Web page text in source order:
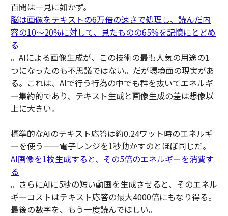
百聞は一見に如かず。
脳は画像をテキストの6万倍の速さで処理し、読んだ内
容の10〜20%に対して、見たものの65%を記憶にとどめ
る
。AIによる画像生成が、この技術の最も人気の用途の1
つになったのも不思議ではない。だが環境面の現実があ
る。これは、AIで行う行為の中でも群を抜いてエネルギ
ー集約的であり、テキスト生成と画像生成の差は想像以
上に大きい。
標準的なAIのテキスト応答は約0.24ワット時のエネルギ
ーを使う——電子レンジを1秒動かすのとほぼ同じだ。
AI画像を1枚生成すると、その5倍のエネルギーを消費す
る
。さらにAIに5秒の短い動画を生成させると、そのエネル
ギーコストはテキスト応答の最大4000倍にもなり得る。
最後の数字を、もう一度読んでほしい。